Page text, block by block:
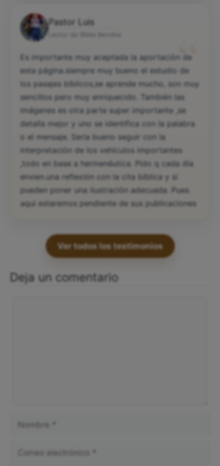
Pastor Luis
“
Es importante muy aceptada la aportación de
esta página.siempre muy bueno el estudio de
los pasajes bíblicos,se aprende mucho, son muy
sencillos pero muy enriquecido. También las
imágenes es otra parte super importante ,se
detalla mejor y uno se identifica con la palabra
o el mensaje. Sería bueno seguir con la
interpretación de los vehículos importantes
,todo en base a hermenéutica. Pido q cada día
envien.una reflexión con la cita bíblica y si
pueden poner una ilustración adecuada. Pues
aqui estaremos pendiente de sus publicaciones
Ver todos los testimonios
Deja un comentario